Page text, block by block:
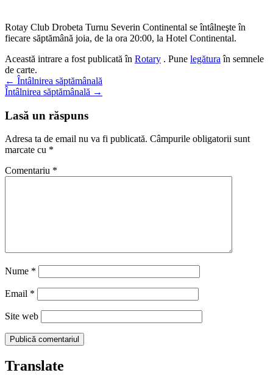
Rotay Club Drobeta Turnu Severin Continental se întâlneşte în
fiecare săptămână joia, de la ora 20:00, la Hotel Continental.
Această intrare a fost publicată în Rotary . Pune legătura în semnele
de carte.
Navigare
în
articole
← Întâlnirea săptămânală
Întâlnirea săptămânală →
Lasă un răspuns
Adresa ta de email nu va fi publicată. Câmpurile obligatorii sunt
marcate cu *
Comentariu *
Nume *
Email *
Site web
Translate